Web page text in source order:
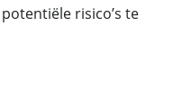
risico’s te